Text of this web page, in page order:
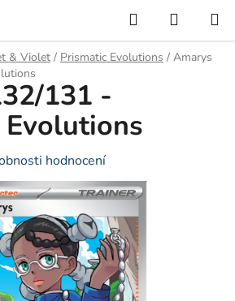
Hledat
KOŠÍK
& Violet / Prismatic Evolutions / Amarys
131 -
hodnocení